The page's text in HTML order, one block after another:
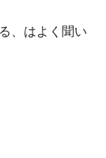
、はよく聞い